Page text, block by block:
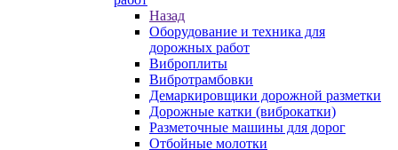
Назад
Оборудование и техника для
дорожных работ
Виброплиты
Вибротрамбовки
Демаркировщики дорожной разметки
Дорожные катки (виброкатки)
Разметочные машины для дорог
Отбойные молотки